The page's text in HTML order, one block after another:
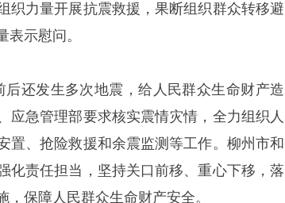
织力量开展抗震救援，果断组织群众转移避
示慰问。
还发生多次地震，给人民群众生命财产造
应急管理部要求核实震情灾情，全力组织人
置、抢险救援和余震监测等工作。柳州市和
化责任担当，坚持关口前移、重心下移，落
保障人民群众生命财产安全。